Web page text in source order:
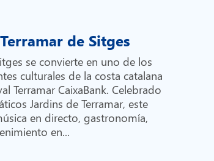
de Sitges
se convierte en uno de los
culturales de la costa catalana
Terramar CaixaBank. Celebrado
Jardins de Terramar, este
en directo, gastronomía,
en...